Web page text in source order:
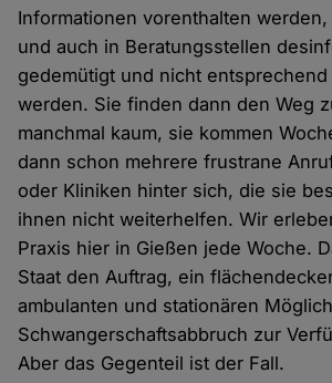
Informationen vorenthalten
und auch in Beratungsstellen
gedemütigt und nicht
werden. Sie finden dann den Weg
manchmal kaum, sie kommen
dann schon mehrere frustrane
oder Kliniken hinter sich, die sie
ihnen nicht weiterhelfen. Wir
Praxis hier in Gießen jede Woche.
Staat den Auftrag, ein
ambulanten und stationären
Schwangerschaftsabbruch zur
Aber das Gegenteil ist der Fall.